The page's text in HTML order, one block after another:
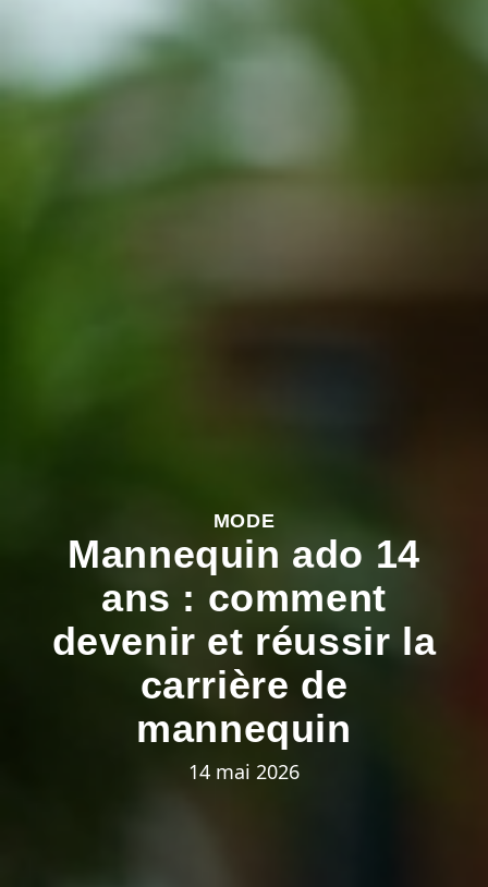
MODE
Mannequin ado 14
ans : comment
devenir et réussir la
carrière de
mannequin
14 mai 2026